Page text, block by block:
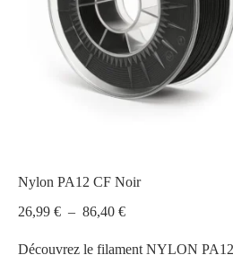
Nylon PA12 CF Noir
26,99 € – 86,40 €Plage
prix :
Découvrez le filament NYLON